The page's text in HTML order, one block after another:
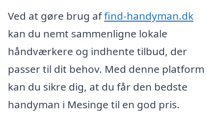
Ved at gøre brug affind-handyman.dk
kan du nemt sammenligne lokale
håndværkere og indhente tilbud, der
passer til dit behov. Med denne platform
kan du sikre dig, at du får den bedste
handyman i Mesinge til en god pris.